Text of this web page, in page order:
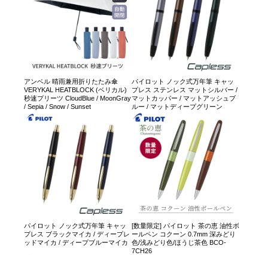
アンベル 晴雨兼用折りたたみ傘
VERYKAL HEATBLOCK (ベリカル)
秒速プリーツ CloudBlue / MoonGray
/ Sepia / Snow / Sunset
パイロット ノック式万年筆 キャッ
プレス ステンレス マットシルバー /
マットカッパー / マットアッシュブ
ルー / マットディープグリーン
パイロット ノック式万年筆 キャッ
プレス ブラックマイカ / ディープレ
ッドマイカ / ディープブルーマイカ
[数量限定] パイロット 茶の恵 油性ボ
ールペン コクーン 0.7mm 深みどり
色/浅みどり色/ほうじ茶色 BCO-
7CH26